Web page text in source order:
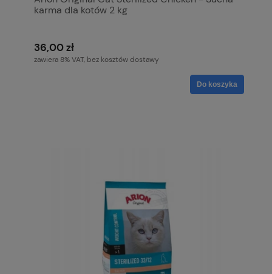
karma dla kotów 2 kg
36,00 zł
zawiera 8% VAT, bez kosztów dostawy
Do koszyka